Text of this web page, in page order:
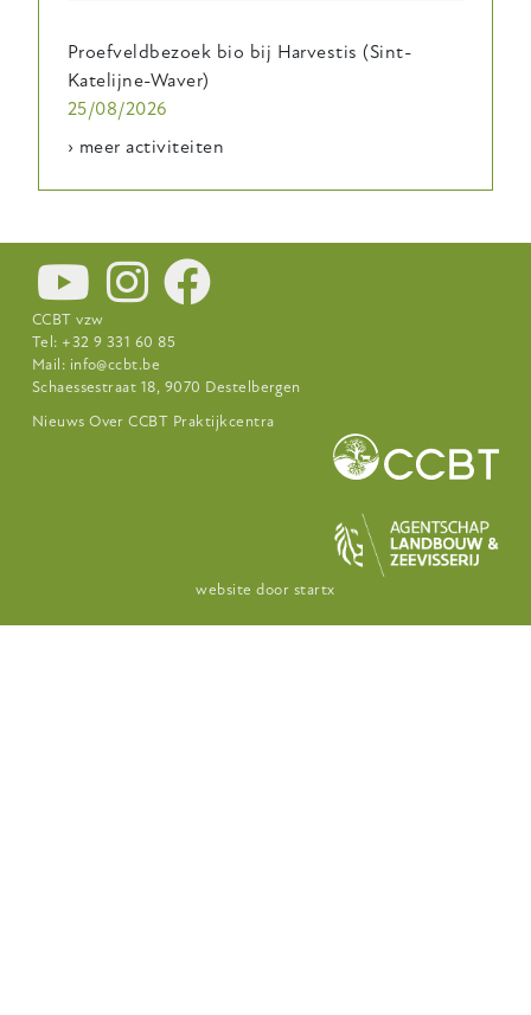
Proefveldbezoek bio bij Harvestis (Sint-
Katelijne-Waver)
25/08/2026
› meer activiteiten
website door startx
CCBT vzw
Tel: +32 9 331 60 85
Mail: info@ccbt.be
Schaessestraat 18, 9070 Destelbergen
Footer-
Nieuws Over CCBT Praktijkcentra